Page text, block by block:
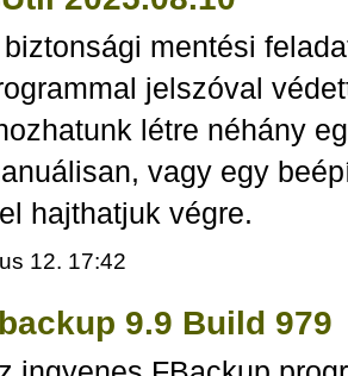
mentési
jelszóval
létre néhány
vagy egy
hajthatjuk végre.
12. 17:42
9.9 Build 979